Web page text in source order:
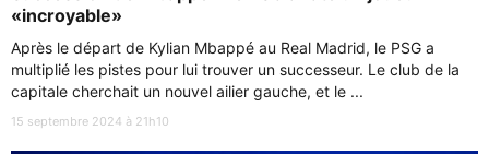
«incroyable»
Après le départ de Kylian Mbappé au Real Madrid, le PSG a
multiplié les pistes pour lui trouver un successeur. Le club de la
capitale cherchait un nouvel ailier gauche, et le ...
15 septembre 2024 à 21h10